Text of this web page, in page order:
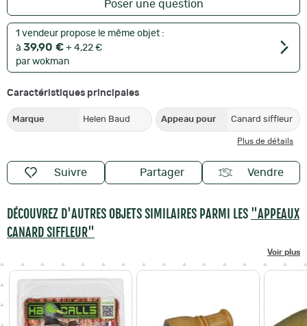
Poser une question
1 vendeur propose le même objet :
à 39,90 € + 4,22 €
par wokman
Caractéristiques principales
Marque Helen Baud Appeau pour Canard siffleur
Plus de détails
Suivre Partager Vendre
DÉCOUVREZ D'AUTRES OBJETS SIMILAIRES PARMI LES "APPEAUX
CANARD SIFFLEUR"
Voir plus